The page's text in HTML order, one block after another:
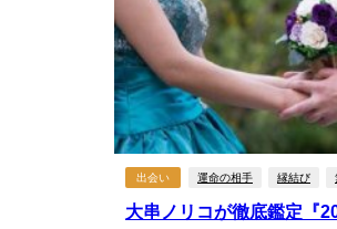
出会い 運命の相手 縁結び
大串ノリコが徹底鑑定『